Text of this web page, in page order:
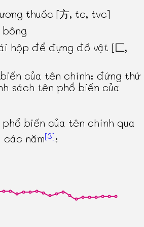
thuốc [方, tc, tvc]
bông
hộp để đựng đồ vật [匚,
của tên chính: đứng thứ
sách tên phổ biến của
biến của tên chính qua
các năm[3]: